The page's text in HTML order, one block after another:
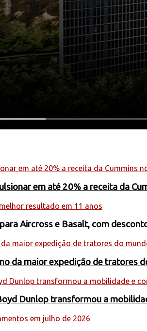
em até 20% a receita da
Aircross e Basalt, com
da maior expedição de tratores
Dunlop transformou a